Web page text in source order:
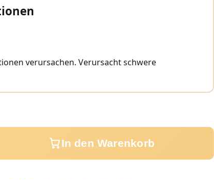
verursachen. Verursacht schwere
In den Warenkorb